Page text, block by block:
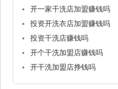
开一家干洗店加盟赚钱吗
投资开洗衣店加盟赚钱吗
投资干洗店赚钱吗
开个干洗加盟店赚钱吗
开干洗加盟店挣钱吗